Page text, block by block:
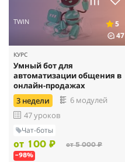
TWIN
5
47
КУРС
Умный бот для
автоматизации общения в
онлайн-продажах
3 недели
6 модулей
47 уроков
Чат-боты
от 100 ₽ от 5 000 ₽
–98%